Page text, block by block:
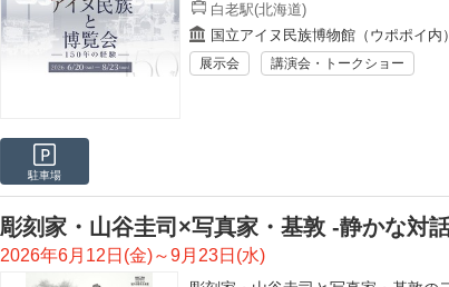
白老駅(北海道)
国立アイヌ民族博物館（ウポポイ
展示会 講演会・トークショー
駐車場
彫刻家・山谷圭司×写真家・基敦 -静かな対
2026年6月12日(金)～9月23日(水)